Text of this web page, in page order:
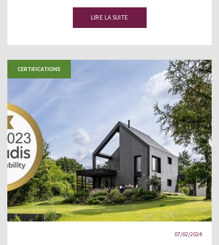
LIRE LA SUITE
CERTIFICATIONS
07/02/2024